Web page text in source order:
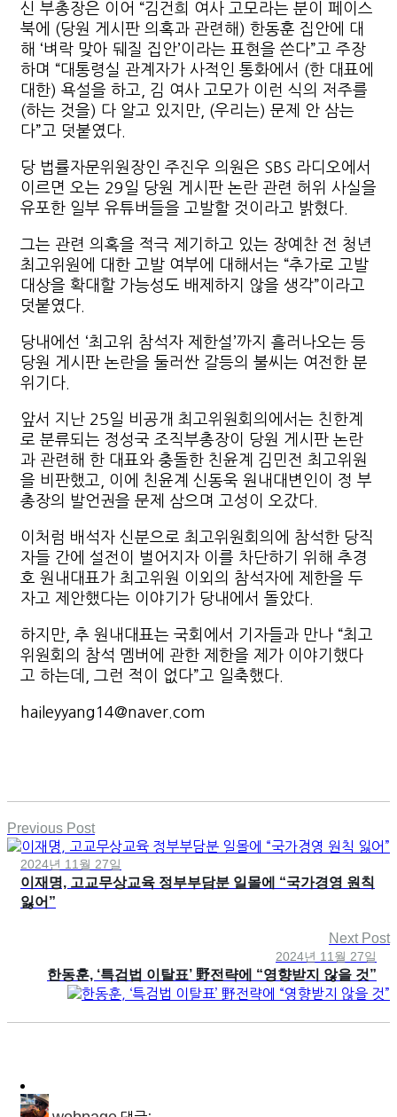
신 부총장은 이어 “김건희 여사 고모라는 분이 페이스
북에 (당원 게시판 의혹과 관련해) 한동훈 집안에 대
해 ‘벼락 맞아 뒈질 집안’이라는 표현을 쓴다”고 주장
하며 “대통령실 관계자가 사적인 통화에서 (한 대표에
대한) 욕설을 하고, 김 여사 고모가 이런 식의 저주를
(하는 것을) 다 알고 있지만, (우리는) 문제 안 삼는
다”고 덧붙였다.
당 법률자문위원장인 주진우 의원은 SBS 라디오에서
이르면 오는 29일 당원 게시판 논란 관련 허위 사실을
유포한 일부 유튜버들을 고발할 것이라고 밝혔다.
그는 관련 의혹을 적극 제기하고 있는 장예찬 전 청년
최고위원에 대한 고발 여부에 대해서는 “추가로 고발
대상을 확대할 가능성도 배제하지 않을 생각”이라고
덧붙였다.
당내에선 ‘최고위 참석자 제한설’까지 흘러나오는 등
당원 게시판 논란을 둘러싼 갈등의 불씨는 여전한 분
위기다.
앞서 지난 25일 비공개 최고위원회의에서는 친한계
로 분류되는 정성국 조직부총장이 당원 게시판 논란
과 관련해 한 대표와 충돌한 친윤계 김민전 최고위원
을 비판했고, 이에 친윤계 신동욱 원내대변인이 정 부
총장의 발언권을 문제 삼으며 고성이 오갔다.
이처럼 배석자 신분으로 최고위원회의에 참석한 당직
자들 간에 설전이 벌어지자 이를 차단하기 위해 추경
호 원내대표가 최고위원 이외의 참석자에 제한을 두
자고 제안했다는 이야기가 당내에서 돌았다.
하지만, 추 원내대표는 국회에서 기자들과 만나 “최고
위원회의 참석 멤버에 관한 제한을 제가 이야기했다
고 하는데, 그런 적이 없다”고 일축했다.
haileyyang14@naver.com
Previous Post
2024년 11월 27일
이재명, 고교무상교육 정부부담분 일몰에 “국가경영 원칙
잃어”
Next Post
2024년 11월 27일
한동훈, ‘특검법 이탈표’ 野전략에 “영향받지 않을 것”